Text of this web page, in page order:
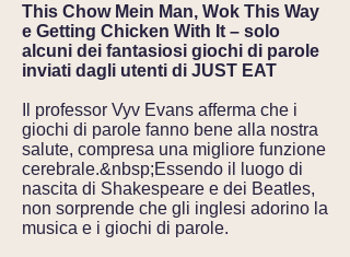
This Chow Mein Man, Wok This Way
e Getting Chicken With It – solo
alcuni dei fantasiosi giochi di parole
inviati dagli utenti di JUST EAT
Il professor Vyv Evans afferma che i
giochi di parole fanno bene alla nostra
salute, compresa una migliore funzione
cerebrale.&nbsp;Essendo il luogo di
nascita di Shakespeare e dei Beatles,
non sorprende che gli inglesi adorino la
musica e i giochi di parole.